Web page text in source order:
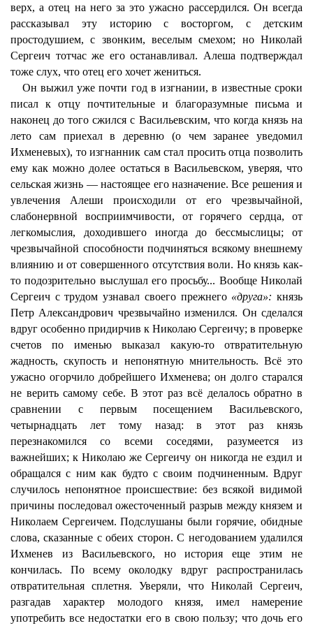
верх, а отец на него за это ужасно рассердился. Он всегда
рассказывал эту историю с восторгом, с детским
простодушием, с звонким, веселым смехом; но Николай
Сергеич тотчас же его останавливал. Алеша подтверждал
тоже слух, что отец его хочет жениться.
Он выжил уже почти год в изгнании, в известные сроки
писал к отцу почтительные и благоразумные письма и
наконец до того сжился с Васильевским, что когда князь на
лето сам приехал в деревню (о чем заранее уведомил
Ихменевых), то изгнанник сам стал просить отца позволить
ему как можно долее остаться в Васильевском, уверяя, что
сельская жизнь — настоящее его назначение. Все решения и
увлечения Алеши происходили от его чрезвычайной,
слабонервной восприимчивости, от горячего сердца, от
легкомыслия, доходившего иногда до бессмыслицы; от
чрезвычайной способности подчиняться всякому внешнему
влиянию и от совершенного отсутствия воли. Но князь как-
то подозрительно выслушал его просьбу... Вообще Николай
Сергеич с трудом узнавал своего прежнего «друга»:князь
Петр Александрович чрезвычайно изменился. Он сделался
вдруг особенно придирчив к Николаю Сергеичу; в проверке
счетов по именью выказал какую-то отвратительную
жадность, скупость и непонятную мнительность. Всё это
ужасно огорчило добрейшего Ихменева; он долго старался
не верить самому себе. В этот раз всё делалось обратно в
сравнении с первым посещением Васильевского,
четырнадцать лет тому назад: в этот раз князь
перезнакомился со всеми соседями, разумеется из
важнейших; к Николаю же Сергеичу он никогда не ездил и
обращался с ним как будто с своим подчиненным. Вдруг
случилось непонятное происшествие: без всякой видимой
причины последовал ожесточенный разрыв между князем и
Николаем Сергеичем. Подслушаны были горячие, обидные
слова, сказанные с обеих сторон. С негодованием удалился
Ихменев из Васильевского, но история еще этим не
кончилась. По всему околодку вдруг распространилась
отвратительная сплетня. Уверяли, что Николай Сергеич,
разгадав характер молодого князя, имел намерение
употребить все недостатки его в свою пользу; что дочь его